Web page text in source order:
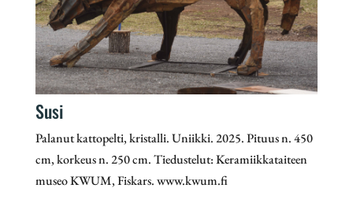
Susi
Palanut kattopelti, kristalli. Uniikki. 2025. Pituus n. 450
cm, korkeus n. 250 cm. Tiedustelut: Keramiikkataiteen
museo KWUM, Fiskars. www.kwum.fi